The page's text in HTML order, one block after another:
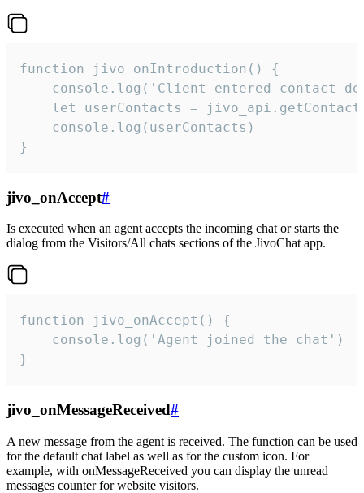
function jivo_onIntroduction() {
console.log('Client entered contact
let userContacts =
    console.log(userContacts)
}
jivo_onAccept#
Is executed when an agent accepts the incoming chat or starts the
dialog from the Visitors/All chats sections of the JivoChat app.
function jivo_onAccept() {
}
jivo_onMessageReceived#
A new message from the agent is received. The function can be used
for the default chat label as well as for the custom icon. For
example, with onMessageReceived you can display the unread
messages counter for website visitors.